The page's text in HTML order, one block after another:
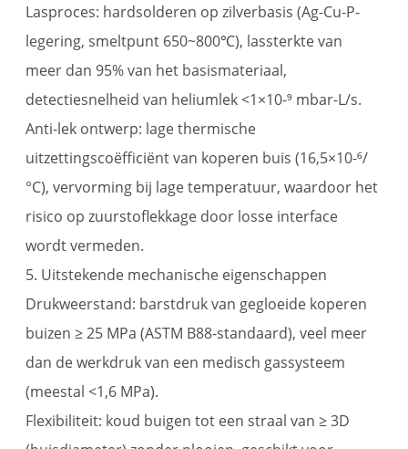
Lasproces: hardsolderen op zilverbasis (Ag-Cu-P-
legering, smeltpunt 650~800℃), lassterkte van
meer dan 95% van het basismateriaal,
detectiesnelheid van heliumlek <1×10-⁹ mbar-L/s.
Anti-lek ontwerp: lage thermische
uitzettingscoëfficiënt van koperen buis (16,5×10-⁶/
°C), vervorming bij lage temperatuur, waardoor het
risico op zuurstoflekkage door losse interface
wordt vermeden.
5. Uitstekende mechanische eigenschappen
Drukweerstand: barstdruk van gegloeide koperen
buizen ≥ 25 MPa (ASTM B88-standaard), veel meer
dan de werkdruk van een medisch gassysteem
(meestal <1,6 MPa).
Flexibiliteit: koud buigen tot een straal van ≥ 3D